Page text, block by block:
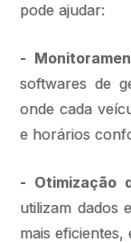
pode ajudar:
-
softwares de
onde cada
e horários
- Otimização
utilizam dados
mais